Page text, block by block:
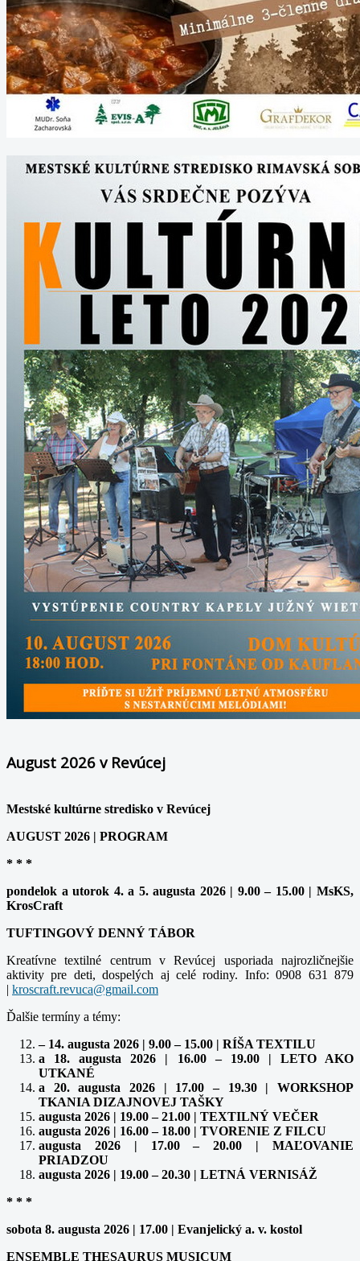
August 2026 v Revúcej
Mestské kultúrne stredisko v Revúcej
AUGUST 2026 | PROGRAM
* * *
pondelok a utorok 4. a 5. augusta 2026 | 9.00 – 15.00 | MsKS,
KrosCraft
TUFTINGOVÝ DENNÝ TÁBOR
Kreatívne textilné centrum v Revúcej usporiada najrozličnejšie
aktivity pre deti, dospelých aj celé rodiny. Info: 0908 631 879
|
Ďalšie termíny a témy:
– 14. augusta 2026 | 9.00 – 15.00 | RÍŠA TEXTILU
a 18. augusta 2026 | 16.00 – 19.00 | LETO AKO
UTKANÉ
a 20. augusta 2026 | 17.00 – 19.30 | WORKSHOP
TKANIA DIZAJNOVEJ TAŠKY
augusta 2026 | 19.00 – 21.00 | TEXTILNÝ VEČER
augusta 2026 | 16.00 – 18.00 | TVORENIE Z FILCU
augusta 2026 | 17.00 – 20.00 | MAĽOVANIE
PRIADZOU
augusta 2026 | 19.00 – 20.30 | LETNÁ VERNISÁŽ
* * *
sobota 8. augusta 2026 | 17.00 | Evanjelický a. v. kostol
ENSEMBLE THESAURUS MUSICUM